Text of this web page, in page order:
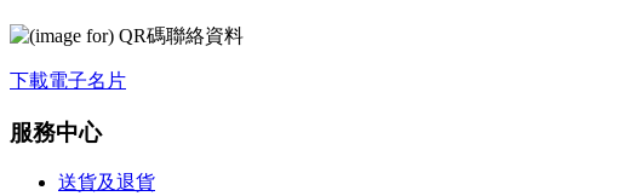
下載電子名片
服務中心
送貨及退貨